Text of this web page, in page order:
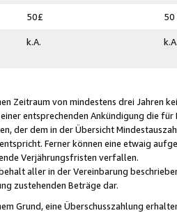
50£ 50
k.A.
Zeitraum von mindestens drei Jahren
entsprechenden Ankündigung die
der dem in der Übersicht
Ferner können eine etwaig
Verjährungsfristen verfallen.
aller in der Vereinbarung
zustehenden Beträge dar.
Grund, eine Überschusszahlung